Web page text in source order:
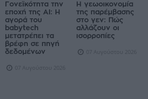
Γονεϊκότητα την
εποχή της AI: Η
αγορά του
babytech
μετατρέπει τα
βρέφη σε πηγή
δεδομένων
07 Αυγούστου 2026
Η γεωοικονομία
της παρέμβασης
στο γεν: Πώς
αλλάζουν οι
ισορροπίες
07 Αυγούστου 2026